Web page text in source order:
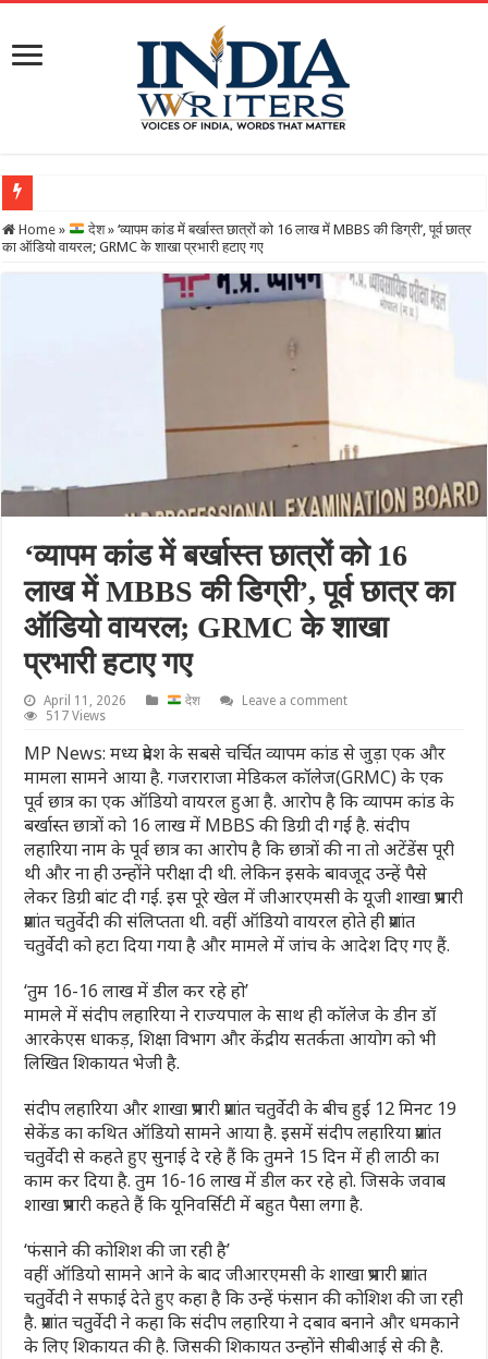
सुपर सक्रियता और तत्परता से बचपन हुआ सुरक्षित, राज्य बाल अधिकार संरक्षण आयोग के त्वरित
Home » देश » ‘व्यापम कांड में बर्खास्त छात्रों को 16 लाख में MBBS की डिग्री’, पूर्व छात्र
का ऑडियो वायरल; GRMC के शाखा प्रभारी हटाए गए
‘व्यापम कांड में बर्खास्त छात्रों को 16
लाख में MBBS की डिग्री’, पूर्व छात्र का
ऑडियो वायरल; GRMC के शाखा
प्रभारी हटाए गए
April 11, 2026 देश
Leave a comment
517 Views
MP News: मध्य प्रदेश के सबसे चर्चित व्यापम कांड से जुड़ा एक और
मामला सामने आया है. गजराराजा मेडिकल कॉलेज(GRMC) के एक
पूर्व छात्र का एक ऑडियो वायरल हुआ है. आरोप है कि व्यापम कांड के
बर्खास्त छात्रों को 16 लाख में MBBS की डिग्री दी गई है. संदीप
लहारिया नाम के पूर्व छात्र का आरोप है कि छात्रों की ना तो अटेंडेंस पूरी
थी और ना ही उन्होंने परीक्षा दी थी. लेकिन इसके बावजूद उन्हें पैसे
लेकर डिग्री बांट दी गई. इस पूरे खेल में जीआरएमसी के यूजी शाखा प्रभारी
प्रशांत चतुर्वेदी की संलिप्तता थी. वहीं ऑडियो वायरल होते ही प्रशांत
चतुर्वेदी को हटा दिया गया है और मामले में जांच के आदेश दिए गए हैं.
‘तुम 16-16 लाख में डील कर रहे हो’
मामले में संदीप लहारिया ने राज्यपाल के साथ ही कॉलेज के डीन डॉ
आरकेएस धाकड़, शिक्षा विभाग और केंद्रीय सतर्कता आयोग को भी
लिखित शिकायत भेजी है.
संदीप लहारिया और शाखा प्रभारी प्रशांत चतुर्वेदी के बीच हुई 12 मिनट 19
सेकेंड का कथित ऑडियो सामने आया है. इसमें संदीप लहारिया प्रशांत
चतुर्वेदी से कहते हुए सुनाई दे रहे हैं कि तुमने 15 दिन में ही लाठी का
काम कर दिया है. तुम 16-16 लाख में डील कर रहे हो. जिसके जवाब
शाखा प्रभारी कहते हैं कि यूनिवर्सिटी में बहुत पैसा लगा है.
‘फंसाने की कोशिश की जा रही है’
वहीं ऑडियो सामने आने के बाद जीआरएमसी के शाखा प्रभारी प्रशांत
चतुर्वेदी ने सफाई देते हुए कहा है कि उन्हें फंसान की कोशिश की जा रही
है. प्रशांत चतुर्वेदी ने कहा कि संदीप लहारिया ने दबाव बनाने और धमकाने
के लिए शिकायत की है. जिसकी शिकायत उन्होंने सीबीआई से की है.